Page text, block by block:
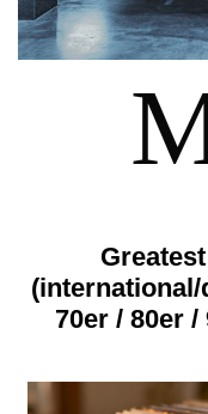
(international/
70er / 80er /